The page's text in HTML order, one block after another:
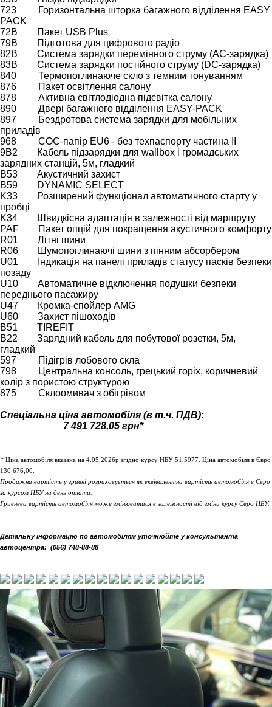
723 Горизонтальна шторка багажного відділення EASY
PACK
72B Пакет USB Plus
79B Підготова для цифрового радіо
82B Система зарядки перемінного струму (АС-зарядка)
83B Система зарядки постійного струму (DC-зарядка)
840 Термопоглинаюче скло з темним тонуванням
876 Пакет освітлення салону
878 Активна світлодіодна підсвітка салону
890 Двері багажного відділення EASY-PACK
897 Бездротова система зарядки для мобільних
приладів
968 COC-папір EU6 - без техпаспорту частина II
9B2 Кабель підзарядки для wallbox і громадських
зарядних станцій, 5м, гладкий
B53 Акустичний захист
B59 DYNAMIC SELECT
K33 Розширений функціонал автоматичного старту у
пробці
K34 Швидкісна адаптація в залежності від маршруту
PAF Пакет опцій для покращення акустичного комфорту
R01 Літні шини
R06 Шумопоглинаючі шини з пінним абсорбером
U01 Індикація на панелі приладів статусу пасків безпеки
позаду
U10 Автоматичне відключення подушки безпеки
переднього пасажиру
U47 Кромка-спойлер AMG
U60 Захист пішоходів
B51 TIREFIT
B22 Зарядний кабель для побутової розетки, 5м,
гладкий
597 Підігрів лобового скла
798 Центральна консоль, грецький горіх, коричневий
колір з пористою структурою
875 Склоомивач з обігрівом
Спеціальна ціна автомобіля (в т.ч. ПДВ):
7 491 728,05 грн*
* Ціна автомобіля вказана на 4.05 .2026р згідно курсу НБУ 51,5977 . Ціна автомобіля в Євро
130 676,00.
Продажна вартість у гривні розраховується як еквівалентна вартість автомобіля в Євро
за курсом НБУ на день оплати.
Гривнева вартість автомобіля може змінюватися в залежності від зміни курсу Євро НБУ.
Детальну інформацію по автомобілям уточнюйте у консультанта
автоцентра: (056) 748-88-88